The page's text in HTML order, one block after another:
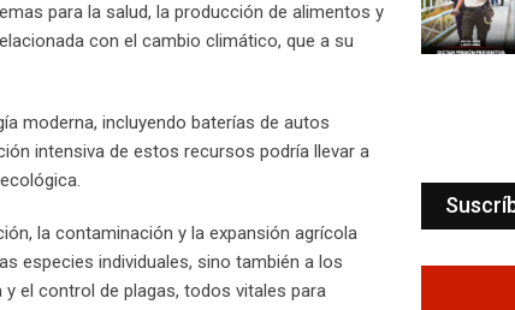
para la salud, la producción de alimentos y
con el cambio climático, que a su
moderna, incluyendo baterías de autos
intensiva de estos recursos podría llevar a
la contaminación y la expansión agrícola
especies individuales, sino también a los
el control de plagas, todos vitales para